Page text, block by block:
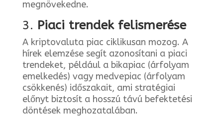
megnövekedne.
3. Piaci trendek felismerése
A kriptovaluta piac ciklikusan mozog. A
hírek elemzése segít azonosítani a piaci
trendeket, például a bikapiac (árfolyam
emelkedés) vagy medvepiac (árfolyam
csökkenés) időszakait, ami stratégiai
előnyt biztosít a hosszú távú befektetési
döntések meghozatalában.